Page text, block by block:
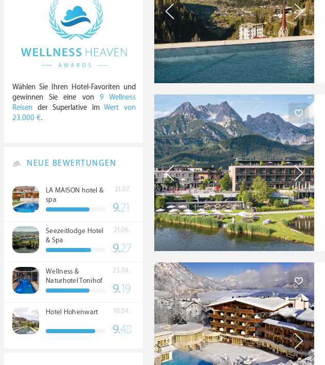
Wählen Sie Ihren Hotel-Favoriten und
gewinnen Sie eine von 9 Wellness
Reisen der Superlative imWert von
23.000 €.
NEUE BEWERTUNGEN
LA MAISON hotel &
spa
21.07.
9.21
Seezeitlodge Hotel
& Spa
21.06.
9.27
Wellness &
Naturhotel Tonihof
****S
23.04.
9.19
Hotel Hohenwart 10.04.
9.48